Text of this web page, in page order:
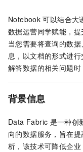
Notebook 可以结合大
数据运营同学赋能，提
当您需要将查询的数
息，以文档的形式进
解答数据的相关问题
背景信息
Data Fabric 是一种创
向的数据服务，旨在
析，该技术可降低企业